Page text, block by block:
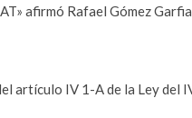
afirmó Rafael Gómez
artículo IV 1-A de la Ley del